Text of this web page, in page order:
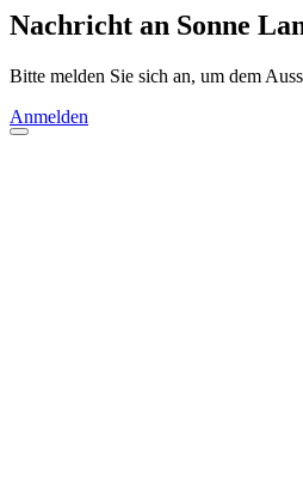
Nachricht an Sonne
Bitte melden Sie sich an, um dem
Anmelden